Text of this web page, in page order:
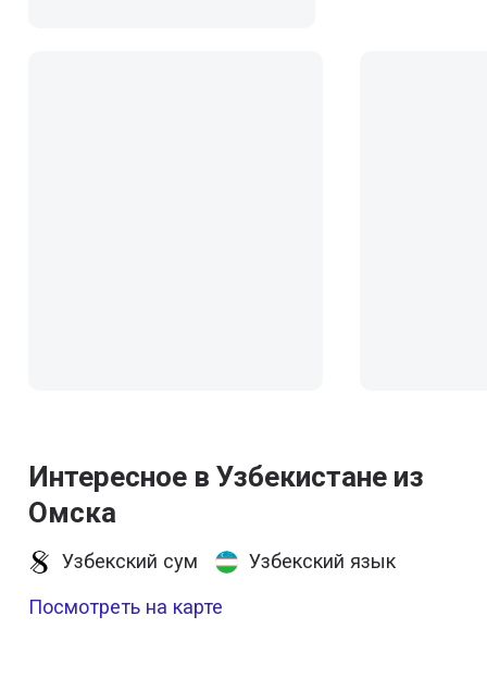
Интересное в Узбекистане из
Омска
Узбекский сум
Узбекский язык
Посмотреть на карте